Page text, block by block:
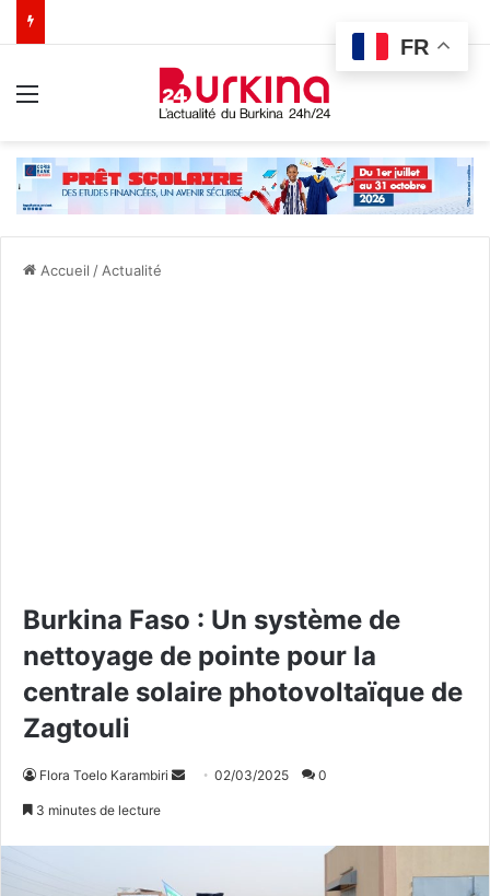
Accueil / Actualité
Burkina Faso : Un système de
nettoyage de pointe pour la
centrale solaire photovoltaïque de
Zagtouli
Flora Toelo Karambiri 02/03/2025 0
3 minutes de lecture
FR